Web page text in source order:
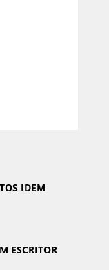
IDEM
ESCRITOR